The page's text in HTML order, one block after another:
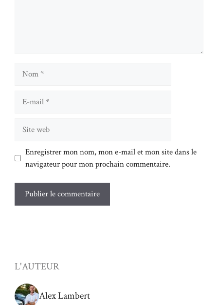
Enregistrer mon nom, mon e-mail et mon site dans le
navigateur pour mon prochain commentaire.
L'AUTEUR
Alex Lambert